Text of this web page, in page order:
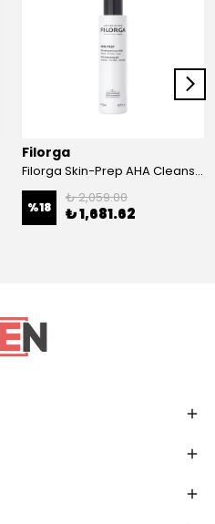
Filorga
Filorga Skin-Prep AHA Cleansing Gel 150 ml
%18
₺ 2,059.00
₺ 1,681.62